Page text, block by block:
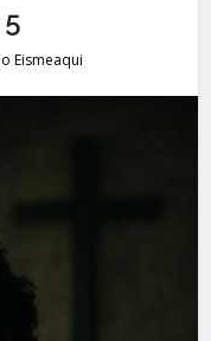
Eismeaqui